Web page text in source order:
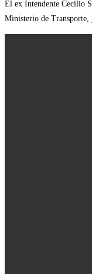
El ex Intendente Cecilio
Ministerio de